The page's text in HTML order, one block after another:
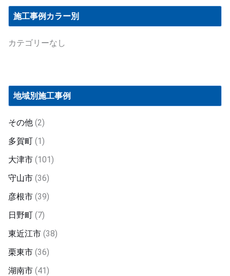
施工事例カラー別
カテゴリーなし
地域別施工事例
その他(2)
多賀町(1)
大津市(101)
守山市(36)
彦根市(39)
日野町(7)
東近江市(38)
栗東市(36)
湖南市(41)